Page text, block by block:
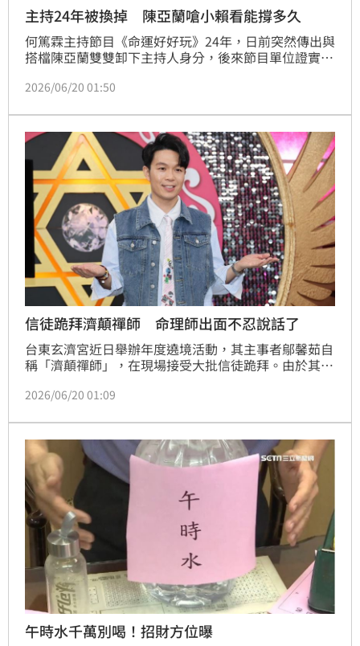
主持24年被換掉 陳亞蘭嗆小賴看能撐多久
何篤霖主持節目《命運好好玩》24年，日前突然傳出與
搭檔陳亞蘭雙雙卸下主持人身分，後來節目單位證實有
而陳亞蘭今天帶王彩樺、莊凱勛來宣傳全新的公益歌仔
維歆
2026/06/20 01:50
信徒跪拜濟顛禪師 命理師出面不忍說話了
台東玄濟宮近日舉辦年度遶境活動，其主事者鄔馨茹自
稱「濟顛禪師」，在現場接受大批信徒跪拜。由於其荒
強烈譴責。對此命理師湯鎮瑋今天主持《命運好好玩》
2026/06/20 01:09
午時水千萬別喝！招財方位曝